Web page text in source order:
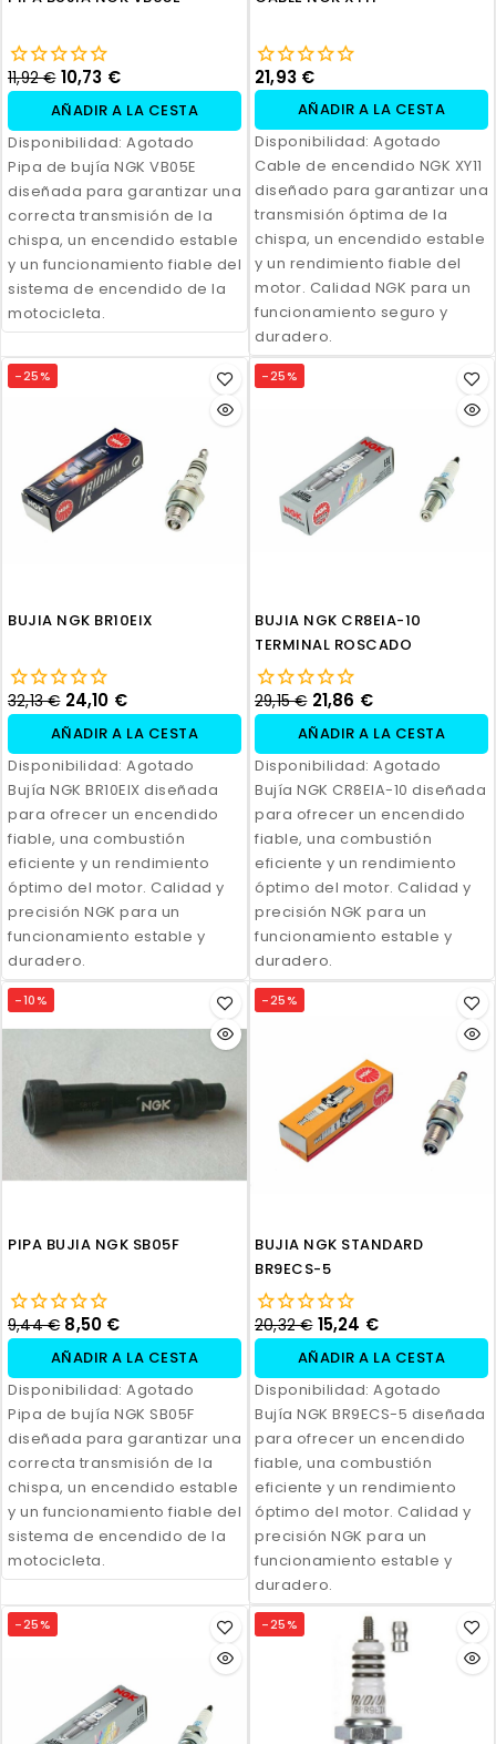
11,92 € 10,73 €
AÑADIR A LA CESTA
Disponibilidad: Agotado
Pipa de bujía NGK VB05E
diseñada para garantizar una
correcta transmisión de la
chispa, un encendido estable
y un funcionamiento fiable del
sistema de encendido de la
motocicleta.
21,93 €
AÑADIR A LA CESTA
Disponibilidad: Agotado
Cable de encendido NGK XY11
diseñado para garantizar una
transmisión óptima de la
chispa, un encendido estable
y un rendimiento fiable del
motor. Calidad NGK para un
funcionamiento seguro y
duradero.
-25%
BUJIA NGK BR10EIX
32,13 € 24,10 €
AÑADIR A LA CESTA
Disponibilidad: Agotado
Bujía NGK BR10EIX diseñada
para ofrecer un encendido
fiable, una combustión
eficiente y un rendimiento
óptimo del motor. Calidad y
precisión NGK para un
funcionamiento estable y
duradero.
-25%
BUJIA NGK CR8EIA-10
TERMINAL ROSCADO
29,15 € 21,86 €
AÑADIR A LA CESTA
Disponibilidad: Agotado
Bujía NGK CR8EIA-10 diseñada
para ofrecer un encendido
fiable, una combustión
eficiente y un rendimiento
óptimo del motor. Calidad y
precisión NGK para un
funcionamiento estable y
duradero.
-10%
PIPA BUJIA NGK SB05F
9,44 € 8,50 €
AÑADIR A LA CESTA
Disponibilidad: Agotado
Pipa de bujía NGK SB05F
diseñada para garantizar una
correcta transmisión de la
chispa, un encendido estable
y un funcionamiento fiable del
sistema de encendido de la
motocicleta.
-25%
BUJIA NGK STANDARD
BR9ECS-5
20,32 € 15,24 €
AÑADIR A LA CESTA
Disponibilidad: Agotado
Bujía NGK BR9ECS-5 diseñada
para ofrecer un encendido
fiable, una combustión
eficiente y un rendimiento
óptimo del motor. Calidad y
precisión NGK para un
funcionamiento estable y
duradero.
-25% -25%